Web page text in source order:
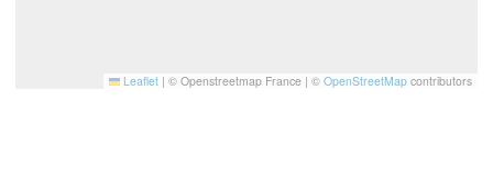
Leaflet | © Openstreetmap France | © OpenStreetMap contributors